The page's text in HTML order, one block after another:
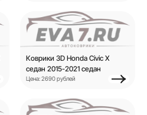
Коврики 3D Honda Civic X
седан 2015-2021 седан
Цена: 2690 рублей